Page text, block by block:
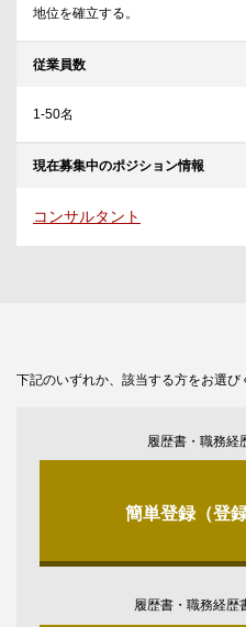
地位を確立する。
従業員数
1-50名
現在募集中のポジション情報
コンサルタント
下記のいずれか、該当する方をお選び
履歴書・職務経
簡単登録（登
履歴書・職務経歴